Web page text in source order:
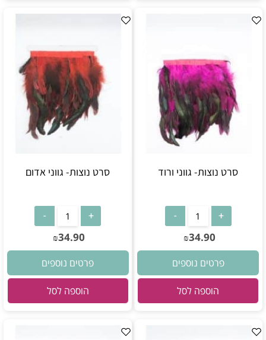
סרט נוצות- גווני ורוד
₪34.90
פרטים נוספים
הוספה לסל
סרט נוצות- גווני אדום
₪34.90
פרטים נוספים
הוספה לסל